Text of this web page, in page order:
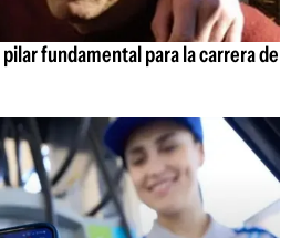
fundamental para la carrera de